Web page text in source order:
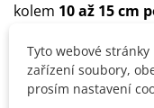
kolem 10 až 15 cm
doporučuje se je
Rostlina preferuje
na živiny, neutrální
Tyto webové
zařízení soubory,
prosím nastavení